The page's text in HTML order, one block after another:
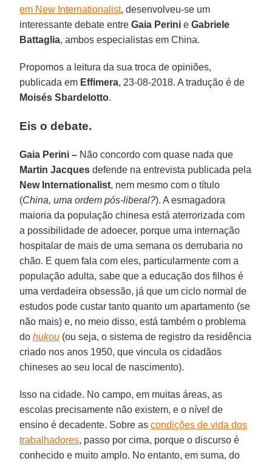
em New Internationalist, desenvolveu-se um
interessante debate entreGaia Perini eGabriele
Battaglia, ambos especialistas em China.
Propomos a leitura da sua troca de opiniões,
publicada em Effimera, 23-08-2018. A tradução é de
Moisés Sbardelotto.
Eis o debate.
Gaia Perini – Não concordo com quase nada que
Martin Jacques defende na entrevista publicada pela
New Internationalist, nem mesmo com o título
(China, uma ordem pós-liberal?). A esmagadora
maioria da população chinesa está aterrorizada com
a possibilidade de adoecer, porque uma internação
hospitalar de mais de uma semana os derrubaria no
chão. E quem fala com eles, particularmente com a
população adulta, sabe que a educação dos filhos é
uma verdadeira obsessão, já que um ciclo normal de
estudos pode custar tanto quanto um apartamento (se
não mais) e, no meio disso, está também o problema
dohukou (ou seja, o sistema de registro da residência
criado nos anos 1950, que vincula os cidadãos
chineses ao seu local de nascimento).
Isso na cidade. No campo, em muitas áreas, as
escolas precisamente não existem, e o nível de
ensino é decadente. Sobre ascondições de vida dos
trabalhadores, passo por cima, porque o discurso é
conhecido e muito amplo. No entanto, em suma, do